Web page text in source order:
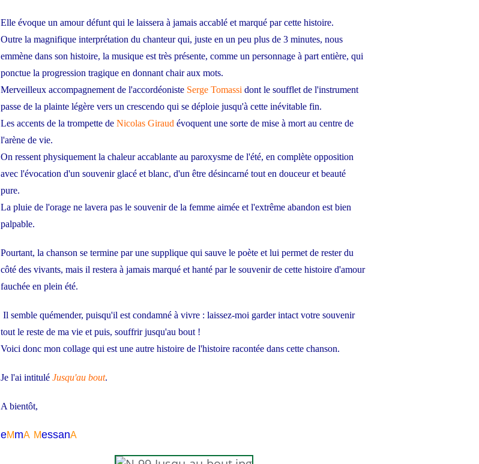
Elle évoque un amour défunt qui le laissera à jamais accablé et marqué par cette histoire.
Outre la magnifique interprétation du chanteur qui, juste en un peu plus de 3 minutes, nous
emmène dans son histoire, la musique est très présente, comme un personnage à part entière, qui
ponctue la progression tragique en donnant chair aux mots.
Merveilleux accompagnement de l'accordéoniste Serge Tomassi dont le soufflet de l'instrument
passe de la plainte légère vers un crescendo qui se déploie jusqu'à cette inévitable fin.
Les accents de la trompette de Nicolas Giraud évoquent une sorte de mise à mort au centre de
l'arène de vie.
On ressent physiquement la chaleur accablante au paroxysme de l'été, en complète opposition
avec l'évocation d'un souvenir glacé et blanc, d'un être désincarné tout en douceur et beauté
pure.
La pluie de l'orage ne lavera pas le souvenir de la femme aimée et l'extrême abandon est bien
palpable.
Pourtant, la chanson se termine par une supplique qui sauve le poète et lui permet de rester du
côté des vivants, mais il restera à jamais marqué et hanté par le souvenir de cette histoire d'amour
fauchée en plein été.
Il semble quémender, puisqu'il est condamné à vivre : laissez-moi garder intact votre souvenir
tout le reste de ma vie et puis, souffrir jusqu'au bout !
Voici donc mon collage qui est une autre histoire de l'histoire racontée dans cette chanson.
Je l'ai intitulé Jusqu'au bout.
A bientôt,
eMmA MessanA